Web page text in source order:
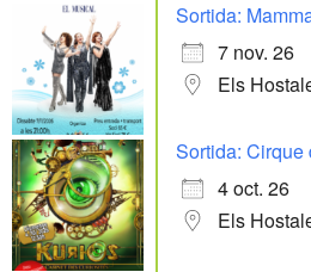
Sortida:
7 nov. 26
Els
Sortida: Cirque
4 oct. 26
Els